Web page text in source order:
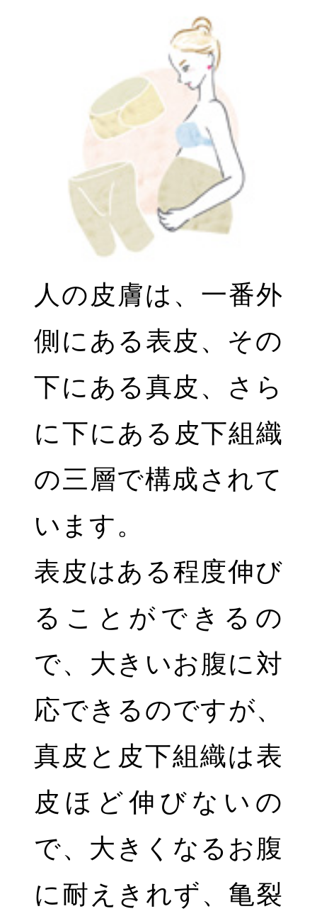
人の皮膚は、一番外
側にある表皮、その
下にある真皮、さら
に下にある皮下組織
の三層で構成されて
います。
表皮はある程度伸び
ることができるの
で、大きいお腹に対
応できるのですが、
真皮と皮下組織は表
皮ほど伸びないの
で、大きくなるお腹
に耐えきれず、亀裂